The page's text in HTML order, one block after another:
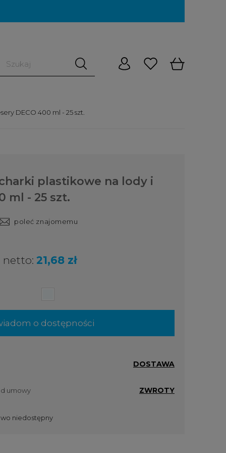
DECO 400 ml - 25 szt.
plastikowe na lody i
ml - 25 szt.
poleć znajomemu
netto: 21,68 zł
o dostępności
DOSTAWA
umowy ZWROTY
niedostępny